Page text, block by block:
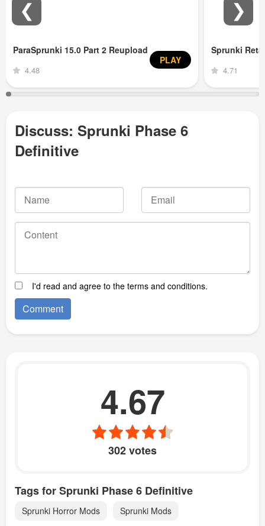
ParaSprunki 15.0 Part 2 Reupload
4.48
PLAY
Sprunki
4.71
❮ ❯
Discuss: Sprunki Phase 6
Definitive
I'd read and agree to the terms and conditions.
4.67
302 votes
Tags for Sprunki Phase 6 Definitive
Sprunki Horror Mods Sprunki Mods